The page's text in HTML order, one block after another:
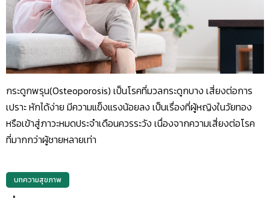
กระดูกพรุน(Osteoporosis) เป็นโรคที่มวลกระดูกบาง เสี่ยงต่อการ
เปราะ หักได้ง่าย มีความแข็งแรงน้อยลง เป็นเรื่องที่ผู้หญิงในวัยทอง
หรือเข้าสู่ภาวะหมดประจำเดือนควรระวัง เนื่องจากความเสี่ยงต่อโรค
ที่มากกว่าผู้ชายหลายเท่า
บทความสุขภาพ